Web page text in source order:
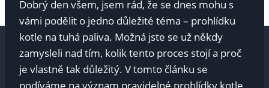
Dobrý den všem, jsem rád, že se dnes mohu s
vámi podělit o jedno důležité téma – prohlídku
kotle na tuhá paliva. Možná jste se už někdy
zamysleli nad tím, kolik tento proces stojí a proč
je vlastně tak důležitý. V tomto článku se